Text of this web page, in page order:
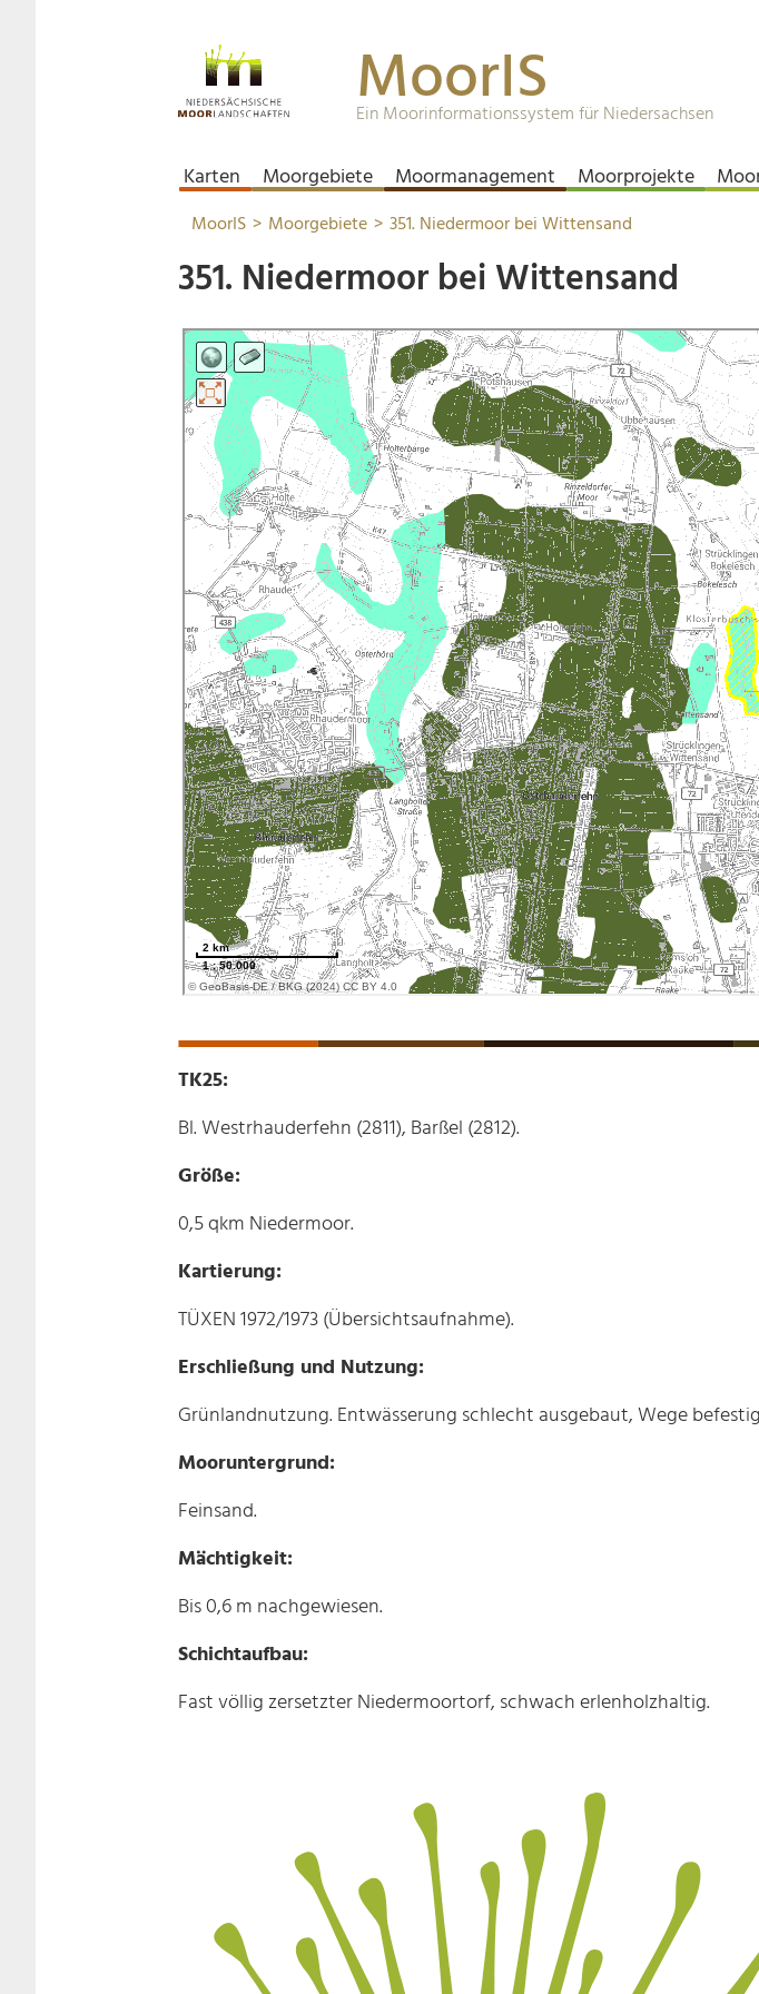
MoorIS
Ein Moorinformationssystem für Niedersachsen
Karten Moorgebiete Moormanagement Moorprojekte
MoorIS Moorgebiete 351. Niedermoor bei Wittensand
351. Niedermoor bei Wittensand
TK25:
Bl. Westrhauderfehn (2811), Barßel (2812).
Größe:
0,5 qkm Niedermoor.
Kartierung:
TÜXEN 1972/1973 (Übersichtsaufnahme).
Erschließung und Nutzung:
Grünlandnutzung. Entwässerung schlecht ausgebaut, Wege
Mooruntergrund:
Feinsand.
Mächtigkeit:
Bis 0,6 m nachgewiesen.
Schichtaufbau:
Fast völlig zersetzter Niedermoortorf, schwach erlenholzhaltig.